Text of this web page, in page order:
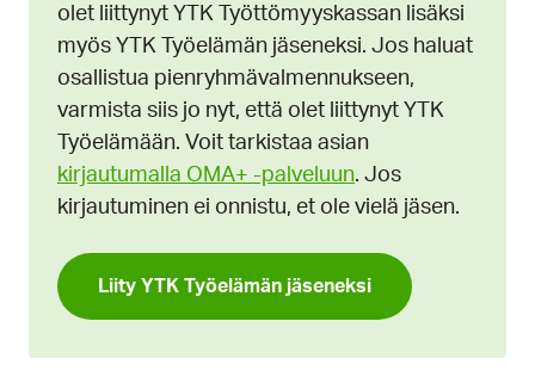
olet liittynyt YTK Työttömyyskassan lisäksi
myös YTK Työelämän jäseneksi. Jos haluat
osallistua pienryhmävalmennukseen,
varmista siis jo nyt, että olet liittynyt YTK
Työelämään. Voit tarkistaa asian
kirjautumalla OMA+ -palveluun. Jos
kirjautuminen ei onnistu, et ole vielä jäsen.
Liity YTK Työelämän jäseneksi